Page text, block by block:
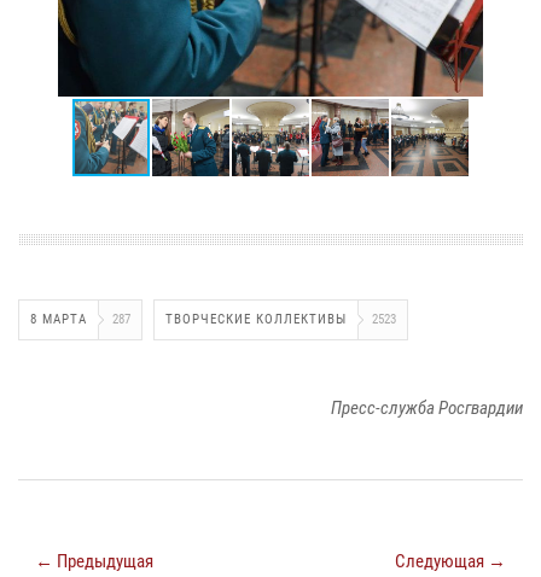
8 МАРТА 287 ТВОРЧЕСКИЕ КОЛЛЕКТИВЫ 2523
Пресс-служба Росгвардии
← Предыдущая Следующая →